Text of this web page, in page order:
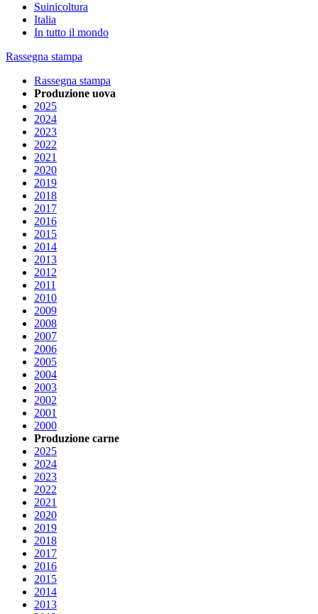
Suinicoltura
Italia
In tutto il mondo
Rassegna stampa
Rassegna stampa
Produzione uova
2025
2024
2023
2022
2021
2020
2019
2018
2017
2016
2015
2014
2013
2012
2011
2010
2009
2008
2007
2006
2005
2004
2003
2002
2001
2000
Produzione carne
2025
2024
2023
2022
2021
2020
2019
2018
2017
2016
2015
2014
2013